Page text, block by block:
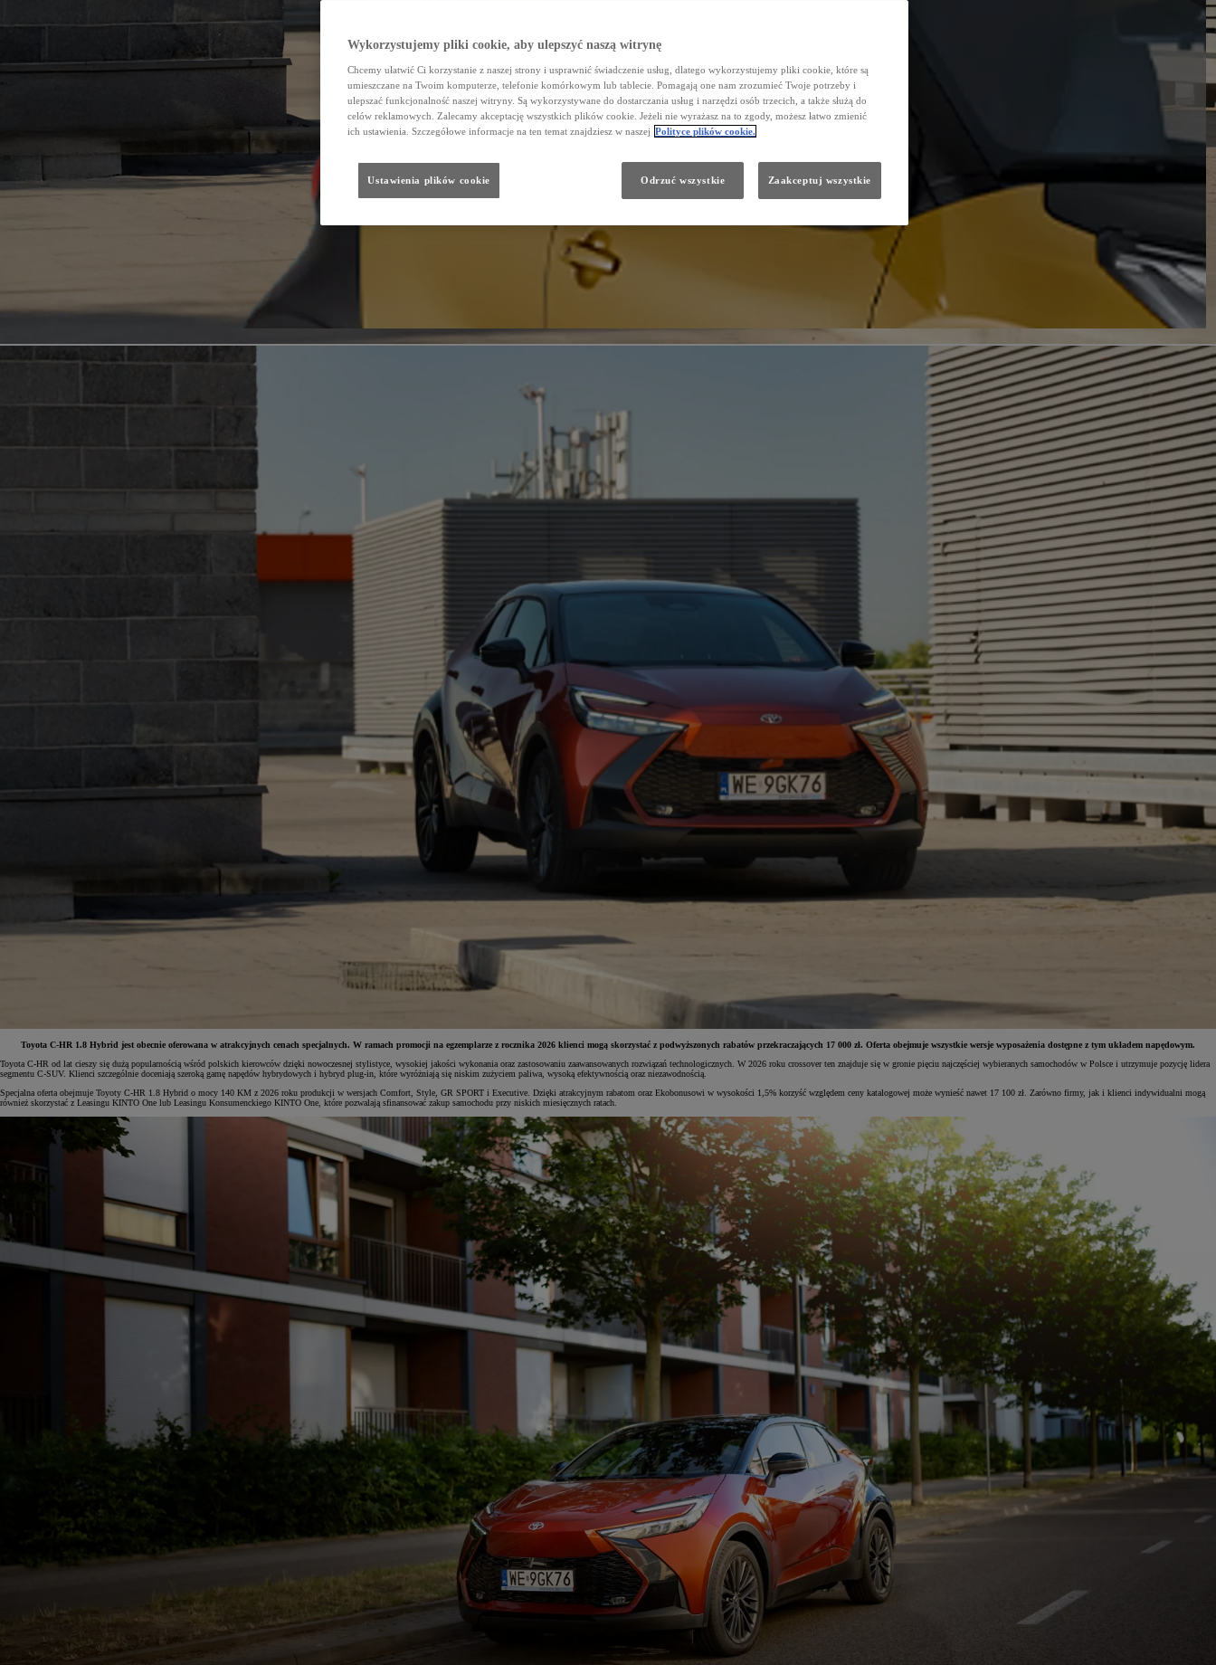
Od81 900 zł
Yaris Cross
HYBRID
Toyota C-HR 1.8 Hybrid jest obecnie oferowana w atrakcyjnych cenach specjalnych. W ramach promocji na egzemplarze z rocznika 2026 klienci mogą skorzystać z podwyższonych rabatów przekraczających 17 000 zł. Oferta obejmuje wszystkie wersje wyposażenia dostępne z tym układem napędowym.
Toyota C-HR od lat cieszy się dużą popularnością wśród polskich kierowców dzięki nowoczesnej stylistyce, wysokiej jakości wykonania oraz zastosowaniu zaawansowanych rozwiązań technologicznych. W 2026 roku crossover ten znajduje się w gronie pięciu najczęściej wybieranych samochodów w Polsce i utrzymuje pozycję lidera
segmentu C-SUV. Klienci szczególnie doceniają szeroką gamę napędów hybrydowych i hybryd plug-in, które wyróżniają się niskim zużyciem paliwa, wysoką efektywnością oraz niezawodnością.
Specjalna oferta obejmuje Toyoty C-HR 1.8 Hybrid o mocy 140 KM z 2026 roku produkcji w wersjach Comfort, Style, GR SPORT i Executive. Dzięki atrakcyjnym rabatom oraz Ekobonusowi w wysokości 1,5% korzyść względem ceny katalogowej może wynieść nawet 17 100 zł. Zarówno firmy, jak i klienci indywidualni mogą
również skorzystać z Leasingu KINTO One lub Leasingu Konsumenckiego KINTO One, które pozwalają sfinansować zakup samochodu przy niskich miesięcznych ratach.
Wykorzystujemy pliki cookie, aby ulepszyć naszą witrynę
Chcemy ułatwić Ci korzystanie z naszej strony i usprawnić świadczenie usług, dlatego wykorzystujemy pliki cookie, które są
umieszczane na Twoim komputerze, telefonie komórkowym lub tablecie. Pomagają one nam zrozumieć Twoje potrzeby i
ulepszać funkcjonalność naszej witryny. Są wykorzystywane do dostarczania usług i narzędzi osób trzecich, a także służą do
celów reklamowych. Zalecamy akceptację wszystkich plików cookie. Jeżeli nie wyrażasz na to zgody, możesz łatwo zmienić
ich ustawienia. Szczegółowe informacje na ten temat znajdziesz w naszej Polityce plików cookie.
Ustawienia plików cookie Odrzuć wszystkie Zaakceptuj wszystkie